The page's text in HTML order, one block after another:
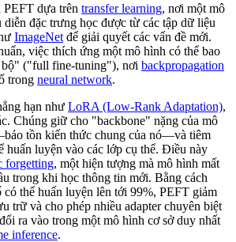
dựa trên transfer learning, nơi một mô
diễn đặc trưng học được từ các tập dữ liệu
ImageNet để giải quyết các vấn đề mới.
việc thích ứng một mô hình có thể bao
("full fine-tuning"), nơi backpropagation
trong neural network.
hạn như LoRA (Low-Rank Adaptation),
Chúng giữ cho "backbone" nặng của mô
tồn kiến thức chung của nó—và tiêm
huấn luyện vào các lớp cụ thể. Điều này
forgetting, một hiện tượng mà mô hình mất
trong khi học thông tin mới. Bằng cách
có thể huấn luyện lên tới 99%, PEFT giảm
trữ và cho phép nhiều adapter chuyên biệt
ra vào trong một mô hình cơ sở duy nhất
inference.